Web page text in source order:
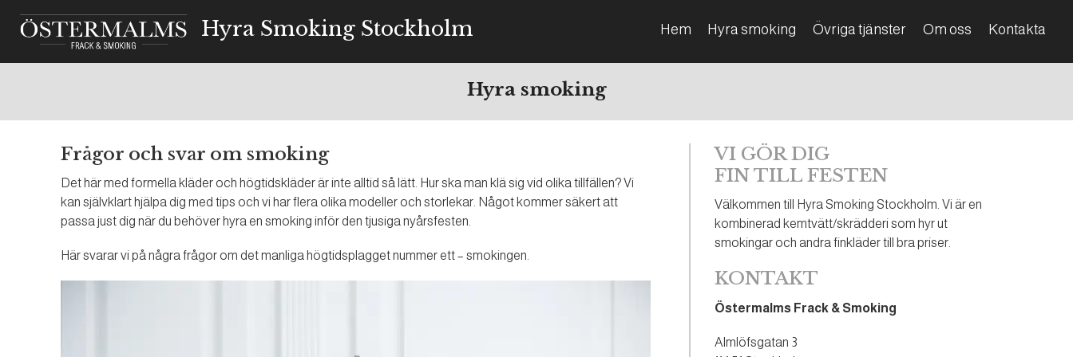
Hem Hyra smoking Övriga tjänster Om oss Kontakta
Hyra Smoking Stockholm
Hyra smoking
Frågor och svar om smoking
Det här med formella kläder och högtidskläder är inte alltid så lätt. Hur ska man klä sig vid olika tillfällen? Vi
kan självklart hjälpa dig med tips och vi har flera olika modeller och storlekar. Något kommer säkert att
passa just dig när du behöver hyra en smoking inför den tjusiga nyårsfesten.
Här svarar vi på några frågor om det manliga högtidsplagget nummer ett – smokingen.
VI GÖR DIG
FIN TILL FESTEN
Välkommen till Hyra Smoking Stockholm. Vi är en
kombinerad kemtvätt/skrädderi som hyr ut
smokingar och andra finkläder till bra priser.
KONTAKT
Östermalms Frack & Smoking
Almlöfsgatan 3